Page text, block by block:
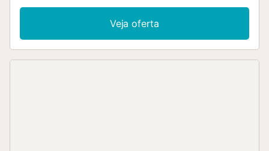
longos, que vos farão descobrir a natureza no seu estado
mais puro, com toda a riqueza da fauna e da flora que
oferecem as serras pré-Pirenaicas. Desfrutar do turismo
rural....
Veja oferta